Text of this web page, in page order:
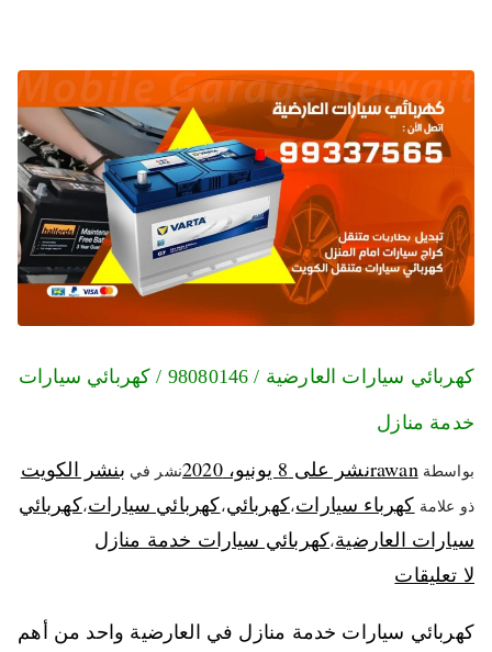
كهربائي سيارات العارضية / 98080146‬ / كهربائي سيارات
خدمة منازل
بواسطةrawanنشر على 8 يونيو، 2020 نشر في بنشر الكويت
ذو علامة كهرباء سيارات،كهربائي،كهربائي سيارات،كهربائي
سيارات العارضية،كهربائي سيارات خدمة منازل
لا تعليقات
كهربائي سيارات خدمة منازل في العارضية واحد من أهم